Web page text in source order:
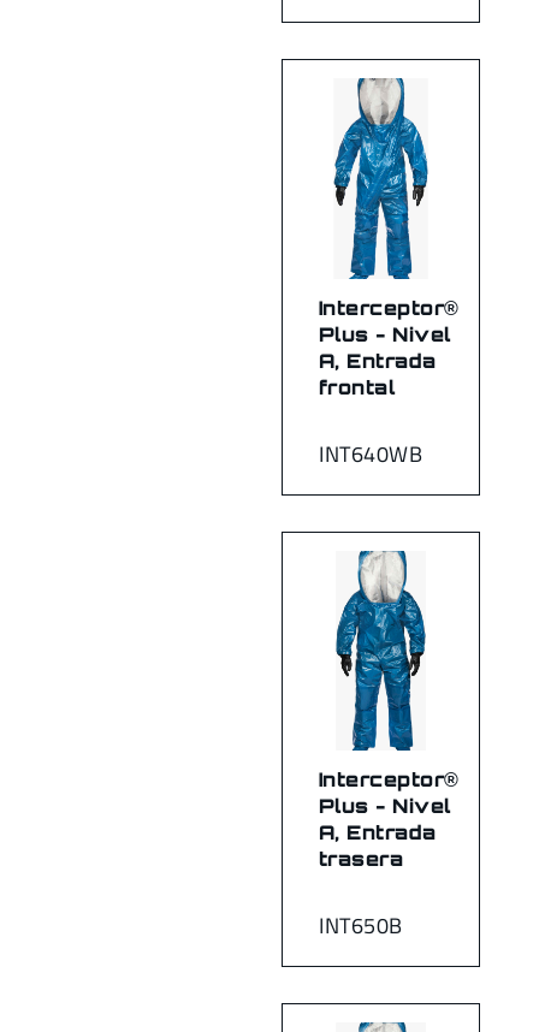
INT640WB
Interceptor®
Plus - Nivel
A, Entrada
frontal
INT650B
Interceptor®
Plus - Nivel
A, Entrada
trasera